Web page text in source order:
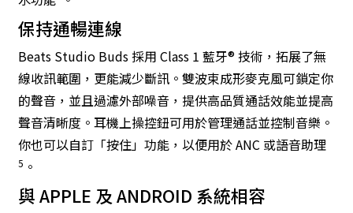
保持通暢連線
Beats Studio Buds 採用 Class 1 藍牙® 技術，拓展了無
線收訊範圍，更能減少斷訊。雙波束成形麥克風可鎖定你
的聲音，並且過濾外部噪音，提供高品質通話效能並提高
聲音清晰度。耳機上操控鈕可用於管理通話並控制音樂。
你也可以自訂「按住」功能，以便用於 ANC 或語音助理
5 。
與 APPLE 及 ANDROID 系統相容